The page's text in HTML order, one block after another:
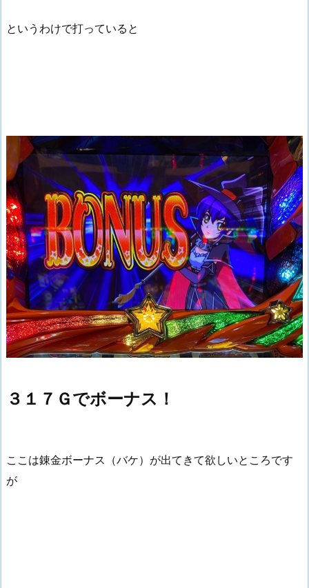
というわけで打っていると
３１７Ｇでボーナス！
ここは錬金ボーナス（バケ）が出てきて欲しいところです
が